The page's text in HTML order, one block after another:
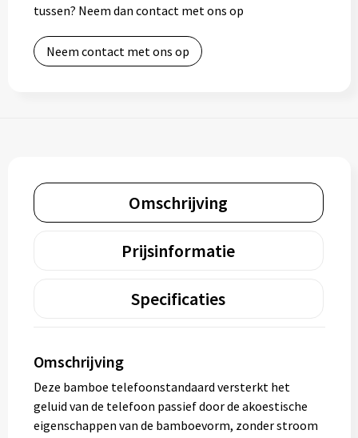
tussen? Neem dan contact met ons op
Neem contact met ons op
Omschrijving
Prijsinformatie
Specificaties
Omschrijving
Deze bamboe telefoonstandaard versterkt het
geluid van de telefoon passief door de akoestische
eigenschappen van de bamboevorm, zonder stroom